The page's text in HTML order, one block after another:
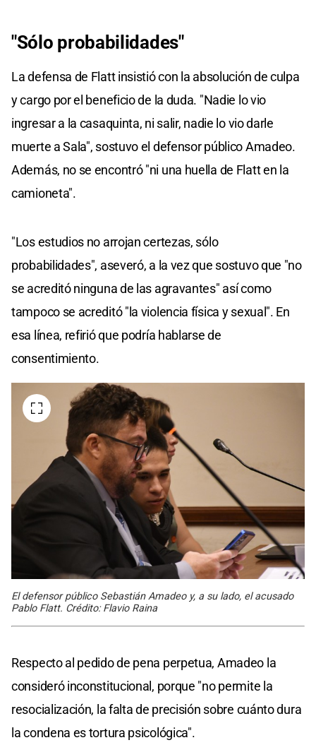
"Sólo probabilidades"
La defensa de Flatt insistió con la absolución de culpa
y cargo por el beneficio de la duda. "Nadie lo vio
ingresar a la casaquinta, ni salir, nadie lo vio darle
muerte a Sala", sostuvo el defensor público Amadeo.
Además, no se encontró "ni una huella de Flatt en la
camioneta".
"Los estudios no arrojan certezas, sólo
probabilidades", aseveró, a la vez que sostuvo que "no
se acreditó ninguna de las agravantes" así como
tampoco se acreditó "la violencia física y sexual". En
esa línea, refirió que podría hablarse de
consentimiento.
El defensor público Sebastián Amadeo y, a su lado, el acusado
Pablo Flatt. Crédito: Flavio Raina
Respecto al pedido de pena perpetua, Amadeo la
consideró inconstitucional, porque "no permite la
resocialización, la falta de precisión sobre cuánto dura
la condena es tortura psicológica".